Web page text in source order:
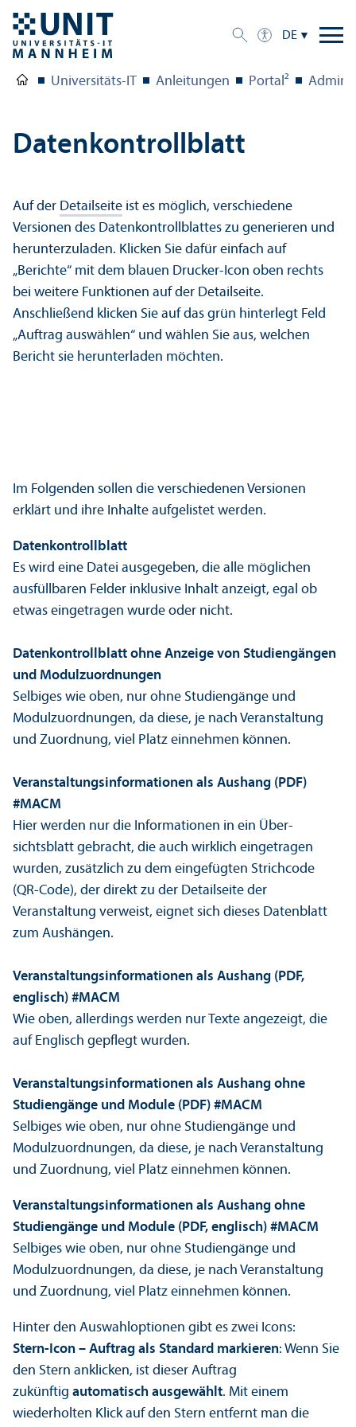
DE
Universitäts-IT Anleitungen Portal²
Datenkontrollblatt
Auf der Detailseite ist es möglich, verschiedene
Versionen des Datenkontrollblattes zu generieren und
her­unter­zuladen. Klicken Sie dafür einfach auf
„Berichte“ mit dem blauen Drucker-Icon oben rechts
bei weitere Funktionen auf der Detailseite.
Anschließend klicken Sie auf das grün hinterlegt Feld
„Auftrag auswählen“ und wählen Sie aus, welchen
Bericht sie her­unter­laden möchten.
Im Folgenden sollen die verschiedenen Versionen
erklärt und ihre Inhalte aufgelistet werden.
Datenkontrollblatt
Es wird eine Datei ausgegeben, die alle möglichen
ausfüllbaren Felder inklusive Inhalt anzeigt, egal ob
etwas eingetragen wurde oder nicht.
Datenkontrollblatt ohne Anzeige von Studien­gängen
und Modulzuordnungen
Selbiges wie oben, nur ohne Studien­gänge und
Modulzuordnungen, da diese, je nach Veranstaltung
und Zuordnung, viel Platz einnehmen können.
Veranstaltungs­informationen als Aushang (PDF)
#MACM
Hier werden nur die Informationen in ein Über­
sichtsblatt gebracht, die auch wirklich eingetragen
wurden, zusätzlich zu dem eingefügten Strichcode
(QR-Code), der direkt zu der Detailseite der
Veranstaltung verweist, eignet sich dieses Datenblatt
zum Aushängen.
Veranstaltungs­informationen als Aushang (PDF,
englisch) #MACM
Wie oben, allerdings werden nur Texte angezeigt, die
auf Englisch gepflegt wurden.
Veranstaltungs­informationen als Aushang ohne
Studien­gänge und Module (PDF) #MACM
Selbiges wie oben, nur ohne Studien­gänge und
Modulzuordnungen, da diese, je nach Veranstaltung
und Zuordnung, viel Platz einnehmen können.
Veranstaltungs­informationen als Aushang ohne
Studien­gänge und Module (PDF, englisch) #MACM
Selbiges wie oben, nur ohne Studien­gänge und
Modulzuordnungen, da diese, je nach Veranstaltung
und Zuordnung, viel Platz einnehmen können.
Hinter den Auswahloptionen gibt es zwei Icons:
Stern-Icon – Auftrag als Standard markieren: Wenn Sie
den Stern anklicken, ist dieser Auftrag
zukünftig automatisch ausgewählt. Mit einem
wiederholten Klick auf den Stern entfernt man die